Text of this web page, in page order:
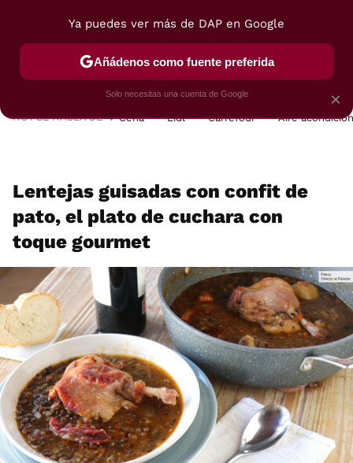
POSTRES VIAJES SELECCIÓN VEGUI
HOY SE HABLA DE Cena Lidl Carrefour Aire
Lentejas guisadas con confit de
pato, el plato de cuchara con
toque gourmet
×
Ya puedes ver más de DAP en Google
Añádenos como fuente preferida
Solo necesitas una cuenta de Google